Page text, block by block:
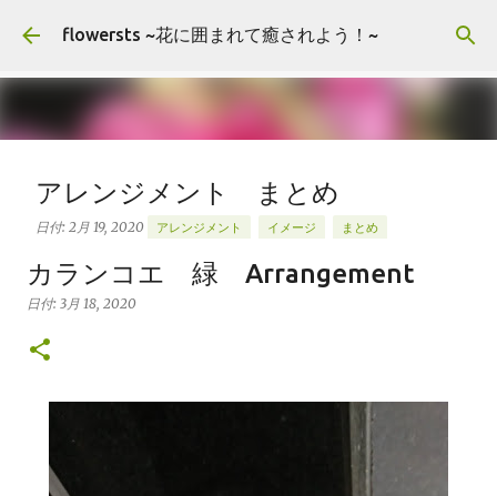
スキップしてメイン コンテンツに移動
flowersts ~花に囲まれて癒されよう！~
アレンジメント まとめ
日付: 2月 19, 2020 アレンジメント イメージ まとめ
お花の画像を公開してます。 楽しんでいただけたら嬉しいで
す。 ”ラベル”タグよりグループ分けできます。 お花の大まか
きな画像をご自由にお使いくださいませ。 Arrangement
イ Arrangement Tulips Cherry tree Carnation
Viburnum Buprenium チューリップ サクラコマチ カーネ
ーション ガマズミ ブプレニウム Arrangement Oriental-
Hybrids Lithianus Anthrum Buprenium Japanese
カランコエ 緑 Arrangement
日付: 3月 18, 2020